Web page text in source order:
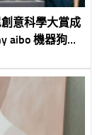
意科學大賞成
機器狗、